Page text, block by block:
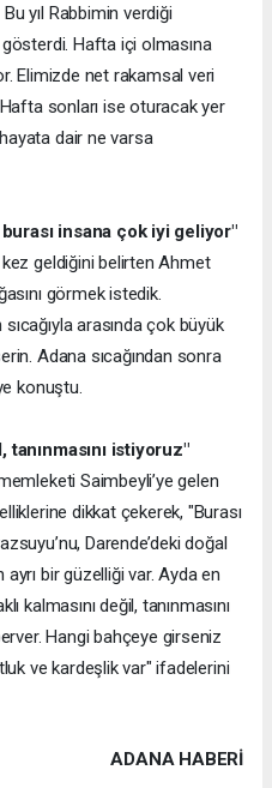
yıl Rabbimin verdiği
Hafta içi olmasına
Elimizde net rakamsal veri
sonları ise oturacak yer
dair ne varsa
burası insana çok iyi geliyor"
kez geldiğini belirten Ahmet
görmek istedik.
arasında çok büyük
Adana sıcağından sonra
konuştu.
tanınmasını istiyoruz"
Saimbeyli’ye gelen
dikkat çekerek, "Burası
Darende’deki doğal
bir güzelliği var. Ayda en
kalmasını değil, tanınmasını
Hangi bahçeye girseniz
ve kardeşlik var" ifadelerini
ADANA HABERİ